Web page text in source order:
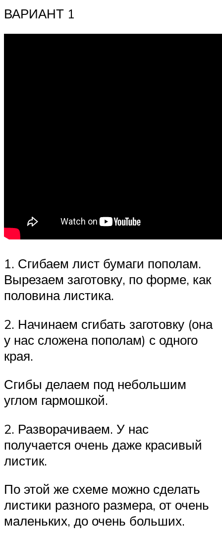
ВАРИАНТ 1
1. Сгибаем лист бумаги пополам.
Вырезаем заготовку, по форме, как
половина листика.
2. Начинаем сгибать заготовку (она
у нас сложена пополам) с одного
края.
Сгибы делаем под небольшим
углом гармошкой.
2. Разворачиваем. У нас
получается очень даже красивый
листик.
По этой же схеме можно сделать
листики разного размера, от очень
маленьких, до очень больших.